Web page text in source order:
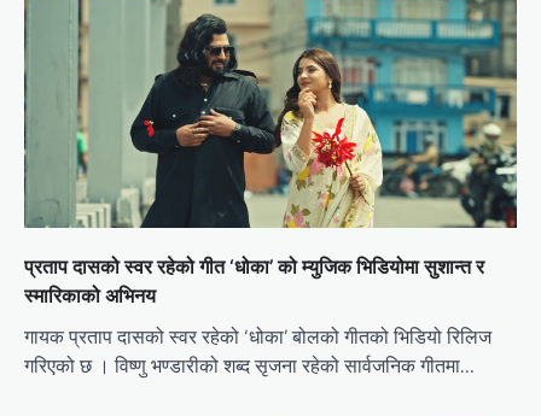
प्रताप दासको स्वर रहेको गीत ‘धोका’ को म्युजिक भिडियोमा सुशान्त र
स्मारिकाको अभिनय
गायक प्रताप दासको स्वर रहेको ‘धोका’ बोलको गीतको भिडियो रिलिज
गरिएको छ । विष्णु भण्डारीको शब्द सृजना रहेको सार्वजनिक गीतमा…